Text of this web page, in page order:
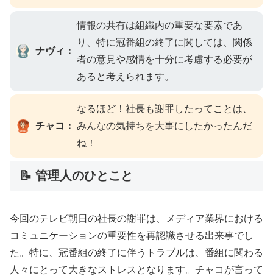
ナヴィ：
情報の共有は組織内の重要な要素であ
り、特に冠番組の終了に関しては、関係
者の意見や感情を十分に考慮する必要が
あると考えられます。
チャコ：
なるほど！社長も謝罪したってことは、
みんなの気持ちを大事にしたかったんだ
ね！
📝 管理人のひとこと
今回のテレビ朝日の社長の謝罪は、メディア業界における
コミュニケーションの重要性を再認識させる出来事でし
た。特に、冠番組の終了に伴うトラブルは、番組に関わる
人々にとって大きなストレスとなります。チャコが言って